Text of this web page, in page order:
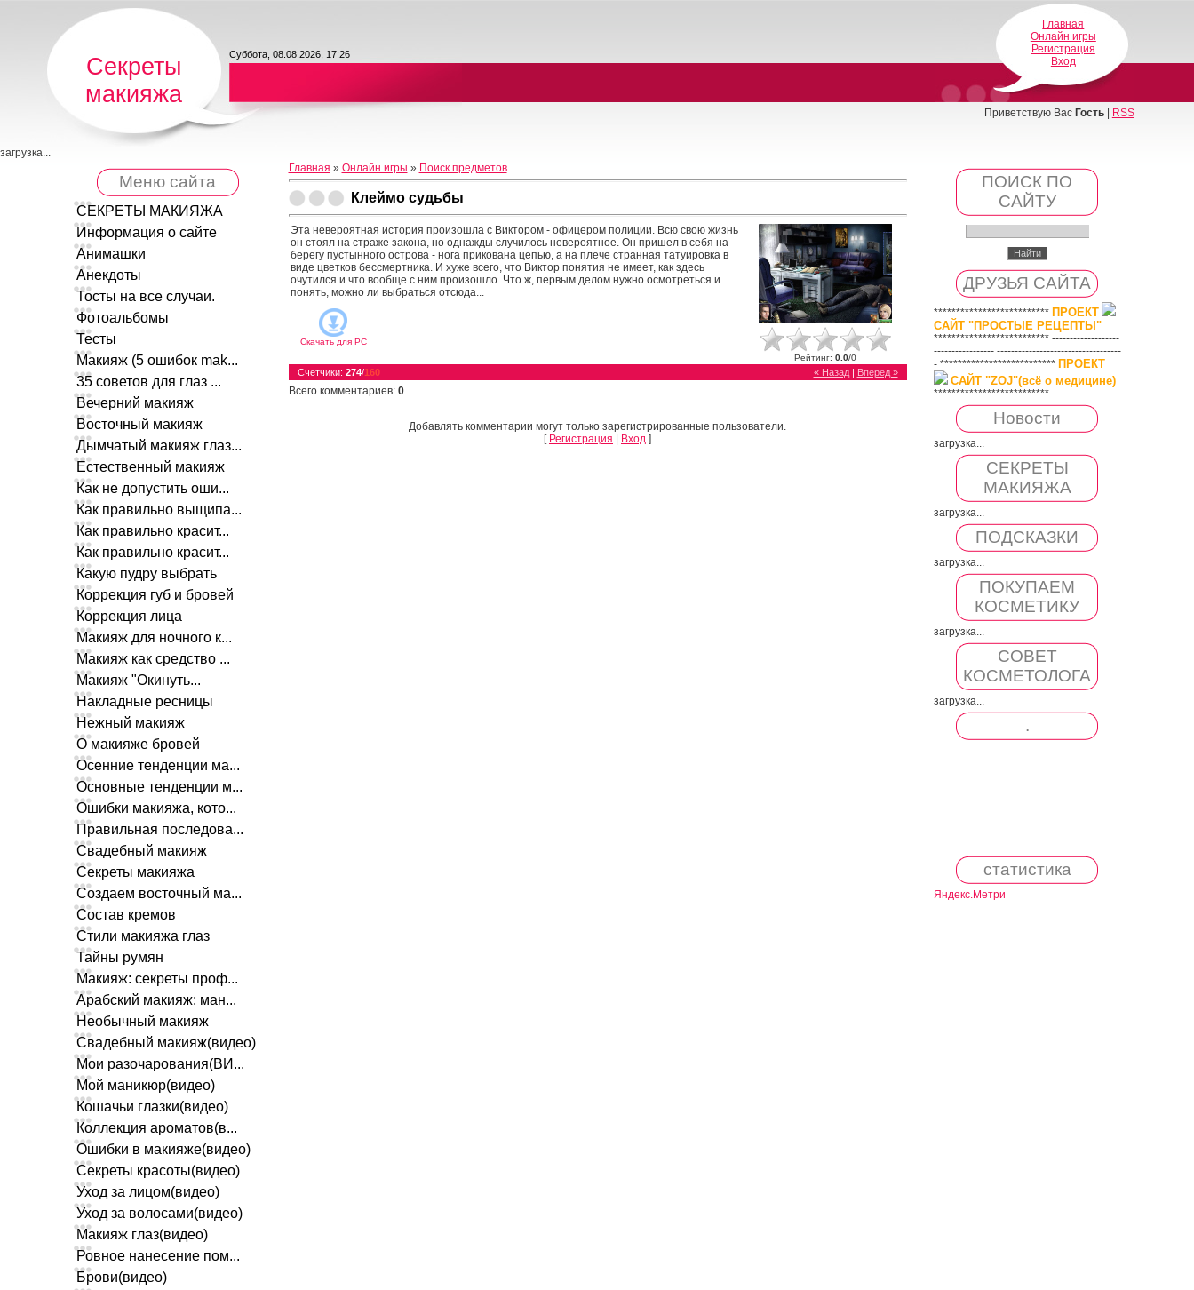
Секреты
макияжа
Суббота, 08.08.2026, 17:26
Главная
Онлайн игры
Регистрация
Вход
Приветствую Вас Гость| RSS
загрузка...
Меню сайта
СЕКРЕТЫ МАКИЯЖА
Информация о сайте
Анимашки
Анекдоты
Тосты на все случаи.
Фотоальбомы
Тесты
Макияж (5 ошибок mak...
35 советов для глаз ...
Вечерний макияж
Восточный макияж
Дымчатый макияж глаз...
Естественный макияж
Как не допустить оши...
Как правильно выщипа...
Как правильно красит...
Как правильно красит...
Какую пудру выбрать
Коррекция губ и бровей
Коррекция лица
Макияж для ночного к...
Макияж как средство ...
Макияж "Окинуть...
Накладные ресницы
Нежный макияж
О макияже бровей
Осенние тенденции ма...
Основные тенденции м...
Ошибки макияжа, кото...
Правильная последова...
Свадебный макияж
Секреты макияжа
Создаем восточный ма...
Состав кремов
Стили макияжа глаз
Тайны румян
Макияж: секреты проф...
Арабский макияж: ман...
Необычный макияж
Свадебный макияж(видео)
Мои разочарования(ВИ...
Мой маникюр(видео)
Кошачьи глазки(видео)
Коллекция ароматов(в...
Ошибки в макияже(видео)
Секреты красоты(видео)
Уход за лицом(видео)
Уход за волосами(видео)
Макияж глаз(видео)
Ровное нанесение пом...
Брови(видео)
Главная » Онлайн игры » Поиск предметов
Клеймо судьбы
Эта невероятная история произошла с Виктором - офицером полиции. Всю свою жизнь
он стоял на страже закона, но однажды случилось невероятное. Он пришел в себя на
берегу пустынного острова - нога прикована цепью, а на плече странная татуировка в
виде цветков бессмертника. И хуже всего, что Виктор понятия не имеет, как здесь
очутился и что вообще с ним произошло. Что ж, первым делом нужно осмотреться и
понять, можно ли выбраться отсюда...
Скачать дляPC
Рейтинг: 0.0/0
« Назад| Вперед »
Счетчики: 274/160
Всего комментариев: 0
Добавлять комментарии могут только зарегистрированные пользователи.
[ Регистрация Вход ]
ПОИСК ПО
САЙТУ
ДРУЗЬЯ САЙТА
************************** ПРОЕКТ
САЙТ "ПРОСТЫЕ РЕЦЕПТЫ"
************************** -------------------
----------------- -----------------------------------
- ************************** ПРОЕКТ
САЙТ "ZOJ"(всё о медицине)
**************************
Новости
загрузка...
СЕКРЕТЫ
МАКИЯЖА
загрузка...
ПОДСКАЗКИ
загрузка...
ПОКУПАЕМ
КОСМЕТИКУ
загрузка...
СОВЕТ
КОСМЕТОЛОГА
загрузка...
.
статистика